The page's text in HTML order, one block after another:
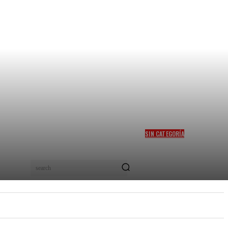
search
SIN CATEGORÍA